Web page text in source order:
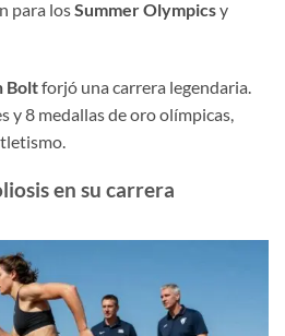
para losSummer Olympicsy
Boltforjó una carrera legendaria.
y 8 medallas de oro olímpicas,
en su carrera